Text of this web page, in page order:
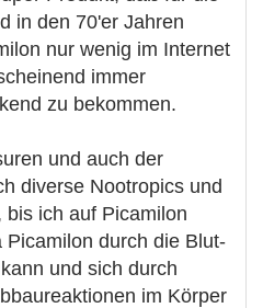
in den 70'er Jahren
nur wenig im Internet
immer
zu bekommen.
und auch der
diverse Nootropics und
bis ich auf Picamilon
durch die Blut-
und sich durch
im Körper